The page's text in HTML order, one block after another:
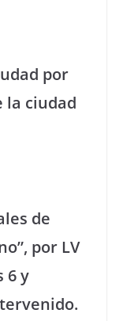
por
la ciudad
de
por LV
6 y